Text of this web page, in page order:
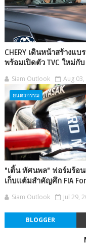
CHERY เดินหน้าสร้างแ
พร้อมเปิดตัว TVC ใหม่กั
Siam Outlook Aug
ยนตรกรรม
"เติ้น ทัศนพล" ฟอร์มร้อน
เก็บแต้มสำคัญศึก FIA
Siam Outlook Jul 29,
BLOGGER